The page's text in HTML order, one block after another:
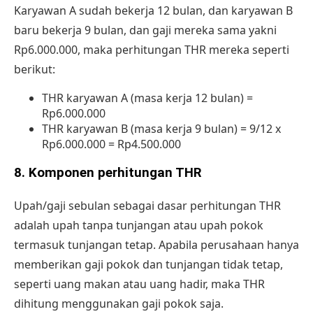
Karyawan A sudah bekerja 12 bulan, dan karyawan B
baru bekerja 9 bulan, dan gaji mereka sama yakni
Rp6.000.000, maka perhitungan THR mereka seperti
berikut:
THR karyawan A (masa kerja 12 bulan) =
Rp6.000.000
THR karyawan B (masa kerja 9 bulan) = 9/12 x
Rp6.000.000 = Rp4.500.000
8. Komponen perhitungan THR
Upah/gaji sebulan sebagai dasar perhitungan THR
adalah upah tanpa tunjangan atau upah pokok
termasuk tunjangan tetap. Apabila perusahaan hanya
memberikan gaji pokok dan tunjangan tidak tetap,
seperti uang makan atau uang hadir, maka THR
dihitung menggunakan gaji pokok saja.